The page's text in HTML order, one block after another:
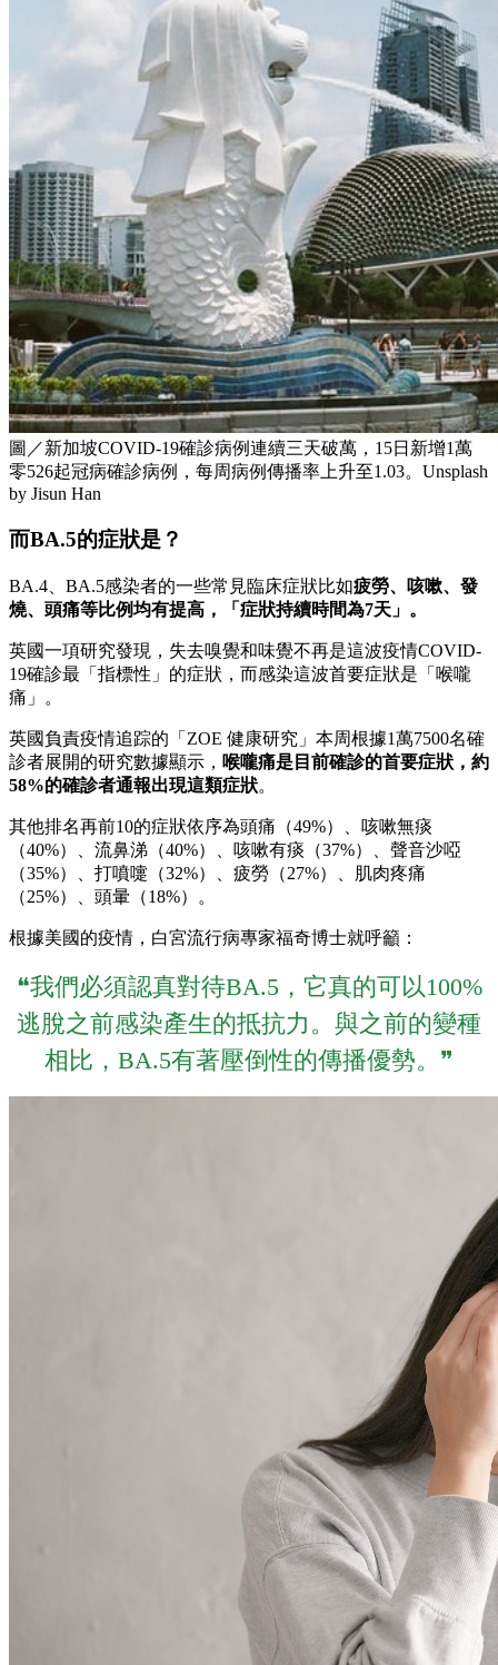
圖／新加坡COVID-19確診病例連續三天破萬，15日新增1萬
零526起冠病確診病例，每周病例傳播率上升至1.03。Unsplash
by Jisun Han
而BA.5的症狀是？
BA.4、BA.5感染者的一些常見臨床症狀比如疲勞、咳嗽、發
燒、頭痛等比例均有提高，「症狀持續時間為7天」。
英國一項研究發現，失去嗅覺和味覺不再是這波疫情COVID-
19確診最「指標性」的症狀，而感染這波首要症狀是「喉嚨
痛」。
英國負責疫情追踪的「ZOE 健康研究」本周根據1萬7500名確
診者展開的研究數據顯示， 喉嚨痛是目前確診的首要症狀，約
58%的確診者通報出現這類症狀。
其他排名再前10的症狀依序為頭痛（49%）、咳嗽無痰
（40%）、流鼻涕（40%）、咳嗽有痰（37%）、聲音沙啞
（35%）、打噴嚏（32%）、疲勞（27%）、肌肉疼痛
（25%）、頭暈（18%）。
根據美國的疫情，白宮流行病專家福奇博士就呼籲：
❝我們必須認真對待BA.5，它真的可以100%
逃脫之前感染產生的抵抗力。與之前的變種
相比，BA.5有著壓倒性的傳播優勢。❞